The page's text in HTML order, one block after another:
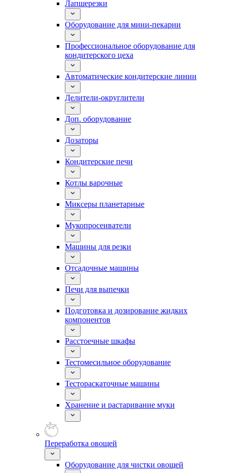
Лапшерезки
Оборудование для мини-пекарни
Профессиональное оборудование для
кондитерского цеха
Автоматические кондитерские линии
Делители-округлители
Доп. оборудование
Дозаторы
Кондитерские печи
Котлы варочные
Миксеры планетарные
Мукопросеиватели
Машины для резки
Отсадочные машины
Печи для выпечки
Подготовка и дозирование жидких
компонентов
Расстоечные шкафы
Тестомесильное оборудование
Тестораскаточные машины
Хранение и растаривание муки
Переработка овощей
Оборудование для чистки овощей